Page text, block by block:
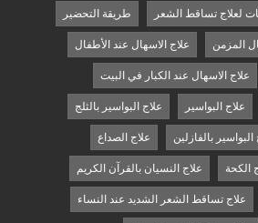
لعلاج تساقط الشعر طريقة التحضير
المزمن علاج الاسهال عند الأطفال
علاج الاسهال عند الكبار في البيت
علاج البواسير علاج البواسير بالثلج
البواسير بالفازلين علاج الصداع
الكحة علاج النسيان بالقرآن الكريم
علاج تساقط الشعر الشديد عند النساء